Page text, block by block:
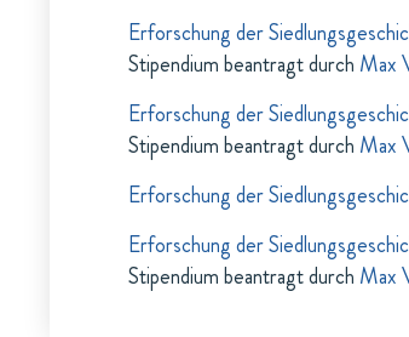
Erforschung der
Stipendium beantragt durch Max
Erforschung der
Stipendium beantragt durch Max
Erforschung der
Erforschung der
Stipendium beantragt durch Max